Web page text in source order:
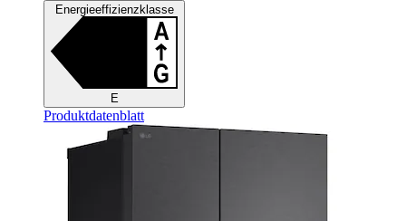
Energieeffizienzklasse
E
Produktdatenblatt